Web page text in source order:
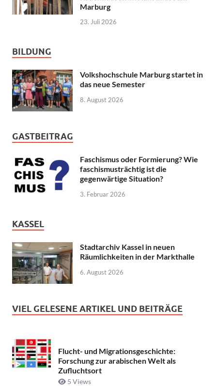
Marburg
23. Juli 2026
BILDUNG
Volkshochschule Marburg startet in
das neue Semester
8. August 2026
GASTBEITRAG
Faschismus oder Formierung? Wie
faschismusträchtig ist die
gegenwärtige Situation?
3. Februar 2026
KASSEL
Stadtarchiv Kassel in neuen
Räumlichkeiten in der Markthalle
6. August 2026
VIEL GELESENE ARTIKEL UND BEITRÄGE
Flucht- und Migrationsgeschichte:
Forschung zur arabischen Welt als
Zufluchtsort
5 Views